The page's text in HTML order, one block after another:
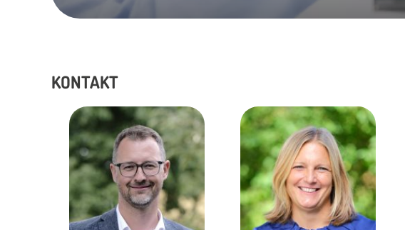
KONTAKT